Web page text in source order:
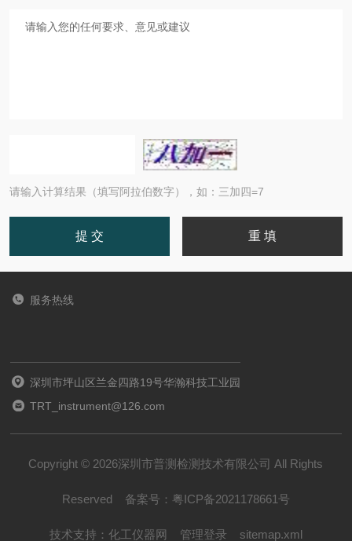
请输入计算结果（填写阿拉伯数字），如：三加四=7
服务热线
深圳市坪山区兰金四路19号华瀚科技工业园
TRT_instrument@126.com
Copyright © 2026深圳市普测检测技术有限公司 All Rights
Reserved 备案号： 粤ICP备2021178661号
技术支持： 化工仪器网 管理登录 sitemap.xml